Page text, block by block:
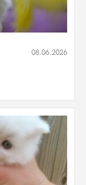
08.06.2026